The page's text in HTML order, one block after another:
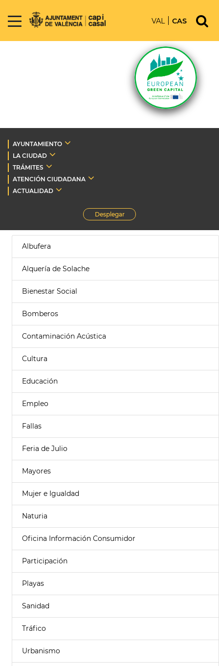
VAL CAS
AYUNTAMIENTO
LA CIUDAD
TRÁMITES
ATENCIÓN CIUDADANA
ACTUALIDAD
Desplegar
Albufera
Alquería de Solache
Bienestar Social
Bomberos
Contaminación Acústica
Cultura
Educación
Empleo
Fallas
Feria de Julio
Mayores
Mujer e Igualdad
Naturia
Oficina Información Consumidor
Participación
Playas
Sanidad
Tráfico
Urbanismo